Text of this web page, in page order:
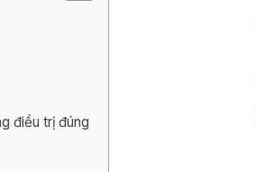
điều trị đúng